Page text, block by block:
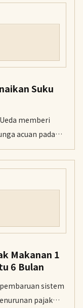
Suku
memberi
acuan pada
menjaga
Makanan 1
6 Bulan
sistem
pajak